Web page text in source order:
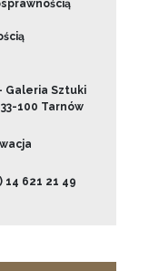
Galeria Sztuki
100 Tarnów
621 21 49